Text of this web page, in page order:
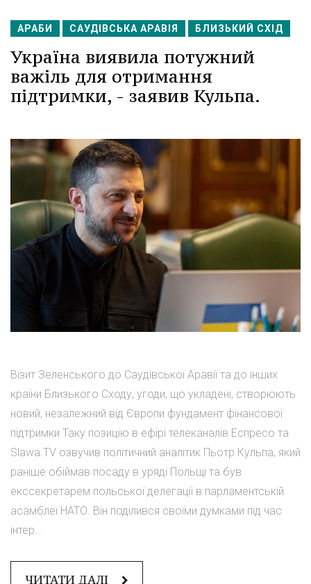
АРАБИ САУДІВСЬКА АРАВІЯ БЛИЗЬКИЙ СХІД
Україна виявила потужний
важіль для отримання
підтримки, - заявив Кульпа.
Візит Зеленського до Саудівської Аравії та до інших
країни Близького Сходу, угоди, що укладені, створюють
новий, незалежний від Європи фундамент фінансової
підтримки Таку позицію в ефірі телеканалів Еспресо та
Slawa.TV озвучив політичний аналітик Пьотр Кульпа, який
раніше обіймав посаду в уряді Польщі та був
екссекретарем польської делегації в парламентській
асамблеї НАТО. Він поділився своїми думками під час
інтер...
ЧИТАТИ ДАЛІ